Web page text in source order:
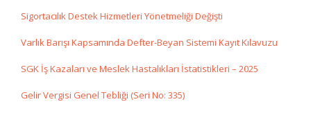
Sigortacılık Destek Hizmetleri Yönetmeliği Değişti
Varlık Barışı Kapsamında Defter-Beyan Sistemi Kayıt Kılavuzu
SGK İş Kazaları ve Meslek Hastalıkları İstatistikleri – 2025
Gelir Vergisi Genel Tebliği (Seri No: 335)